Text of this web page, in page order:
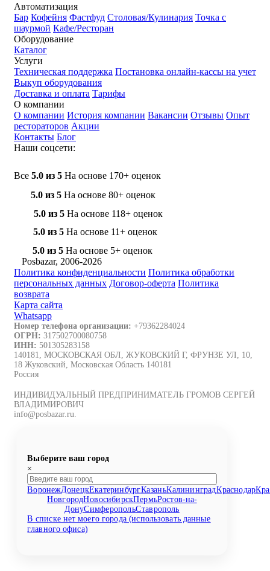
Автоматизация
Бар Кофейня Фастфуд Столовая/Кулинария Точка с
шаурмой Кафе/Ресторан
Оборудование
Каталог
Услуги
Техническая поддержка Постановка онлайн-кассы на учет
Выкуп оборудования
Доставка и оплата Тарифы
О компании
О компании История компании Вакансии Отзывы Опыт
рестораторов Акции
Контакты Блог
Наши соцсети:
Все 5.0 из 5 На основе 170+ оценок
5.0 из 5 На основе 80+ оценок
5.0 из 5 На основе 118+ оценок
5.0 из 5 На основе 11+ оценок
5.0 из 5 На основе 5+ оценок
Posbazar, 2006-2026
Политика конфиденциальности Политика обработки
персональных данных Договор-оферта Политика
возврата
Карта сайта
Whatsapp
Номер телефона организации: +79362284024
ОГРН: 317502700080758
ИНН: 501305283158
140181, МОСКОВСКАЯ ОБЛ, ЖУКОВСКИЙ Г, ФРУНЗЕ УЛ, 10,
18 Жуковский, Московская Область 140181
Россия
ИНДИВИДУАЛЬНЫЙ ПРЕДПРИНИМАТЕЛЬ ГРОМОВ СЕРГЕЙ
ВЛАДИМИРОВИЧ
info@posbazar.ru.
Выберите ваш город
×
ВоронежДонецкЕкатеринбургКазаньКалининградКраснодар
НовгородНовосибирскПермьРостов-на-
ДонуСимферопольСтаврополь
В списке нет моего города (использовать данные
главного офиса)